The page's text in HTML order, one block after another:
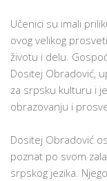
Učenici su imali
ovog velikog
životu i delu.
Dositej Obradović,
za srpsku kulturu i
obrazovanju i
Dositej Obradović
poznat po svom
srpskog jezika.